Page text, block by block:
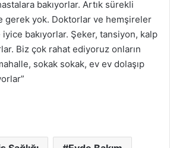
bakıyorlar. Artık sürekli
gerek yok. Doktorlar ve hemşireler
bakıyorlar. Şeker, tansiyon, kalp
Biz çok rahat ediyoruz onların
sokak sokak, ev ev dolaşıp